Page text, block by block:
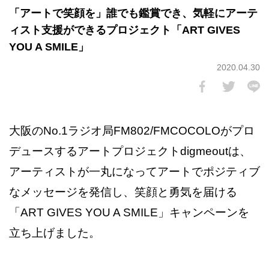
「アートで笑顔を」誰でも鑑賞でき、気軽にアーテ
ィスト支援ができるプロジェクト「ART GIVES
YOU A SMILE」
2020.04.30
大阪のNo.1ラジオ局FM802/FMCOCOLOがプロ
デュースするアートプロジェクトdigmeoutは、
アーティストが一丸になってアートでポジティブ
なメッセージを発信し、笑顔と勇気を届ける
「ART GIVES YOU A SMILE」キャンペーンを
立ち上げました。